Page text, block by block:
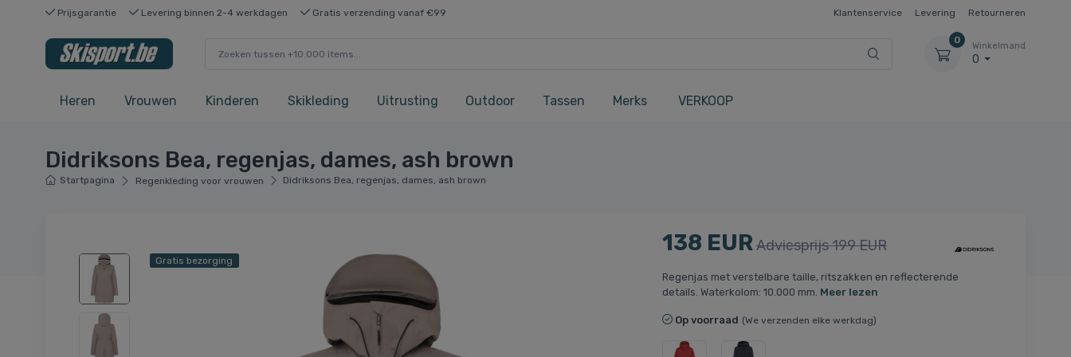
Prijsgarantie Levering binnen 2-4 werkdagen Gratis verzending vanaf €99 Klantenservice Levering Retourneren
0
Winkelmand
0
Heren Vrouwen Kinderen Skikleding Uitrusting Outdoor Tassen Merks VERKOOP
Didriksons Bea, regenjas, dames, ash brown
Startpagina Regenkleding voor vrouwen Didriksons Bea, regenjas, dames, ash brown
Gratis bezorging
138 EURAdviesprijs 199 EUR
Regenjas met verstelbare taille, ritszakken en reflecterende
details. Waterkolom: 10.000 mm. Meer lezen
Op voorraad (We verzenden elke werkdag)